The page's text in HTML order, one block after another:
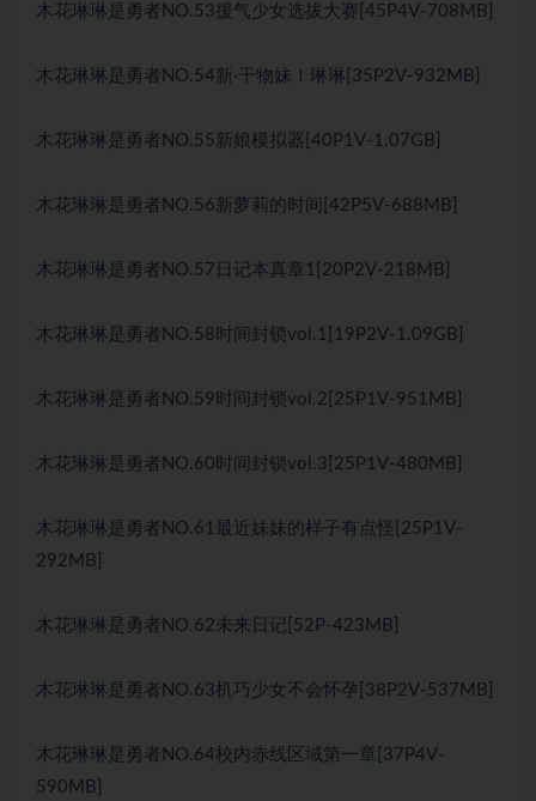
木花琳琳是勇者NO.53援气少女选拔大赛[45P4V-708MB]
木花琳琳是勇者NO.54新·干物妹！琳琳[35P2V-932MB]
木花琳琳是勇者NO.55新娘模拟器[40P1V-1.07GB]
木花琳琳是勇者NO.56新萝莉的时间[42P5V-688MB]
木花琳琳是勇者NO.57日记本真章1[20P2V-218MB]
木花琳琳是勇者NO.58时间封锁vol.1[19P2V-1.09GB]
木花琳琳是勇者NO.59时间封锁vol.2[25P1V-951MB]
木花琳琳是勇者NO.60时间封锁vol.3[25P1V-480MB]
木花琳琳是勇者NO.61最近妹妹的样子有点怪[25P1V-
292MB]
木花琳琳是勇者NO.62未来日记[52P-423MB]
木花琳琳是勇者NO.63机巧少女不会怀孕[38P2V-537MB]
木花琳琳是勇者NO.64校内赤线区域第一章[37P4V-
590MB]